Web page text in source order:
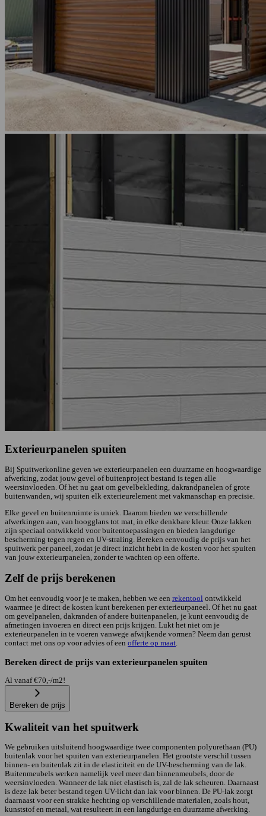
Exterieurpanelen spuiten
Bij Spuitwerkonline geven we exterieurpanelen een duurzame en hoogwaardige
afwerking, zodat jouw gevel of buitenproject bestand is tegen alle
weersinvloeden. Of het nu gaat om gevelbekleding, dakrandpanelen of grote
buitenwanden, wij spuiten elk exterieurelement met vakmanschap en precisie.
Elke gevel en buitenruimte is uniek. Daarom bieden we verschillende
afwerkingen aan, van hoogglans tot mat, in elke denkbare kleur. Onze lakken
zijn speciaal ontwikkeld voor buitentoepassingen en bieden langdurige
bescherming tegen regen en UV-straling. Bereken eenvoudig de prijs van het
spuitwerk per paneel, zodat je direct inzicht hebt in de kosten voor het spuiten
van jouw exterieurpanelen, zonder te wachten op een offerte.
Zelf de prijs berekenen
Om het eenvoudig voor je te maken, hebben we een rekentool ontwikkeld
waarmee je direct de kosten kunt berekenen per exterieurpaneel. Of het nu gaat
om gevelpanelen, dakranden of andere buitenpanelen, je kunt eenvoudig de
afmetingen invoeren en direct een prijs krijgen. Lukt het niet om je
exterieurpanelen in te voeren vanwege afwijkende vormen? Neem dan gerust
contact met ons op voor advies of een offerte op maat
Bereken direct de prijs van exterieurpanelen spuiten
Al vanaf €70,-/m2!
Bereken de prijs
Kwaliteit van het spuitwerk
We gebruiken uitsluitend hoogwaardige twee componenten polyurethaan (PU)
buitenlak voor het spuiten van exterieurpanelen. Het grootste verschil tussen
binnen- en buitenlak zit in de elasticiteit en de UV-bescherming van de lak.
Buitenmeubels werken namelijk veel meer dan binnenmeubels, door de
weersinvloeden. Wanneer de lak niet elastisch is, zal de lak scheuren. Daarnaast
is deze lak beter bestand tegen UV-licht dan lak voor binnen. De PU-lak zorgt
daarnaast voor een strakke hechting op verschillende materialen, zoals hout,
kunststof en metaal, wat resulteert in een langdurige en duurzame afwerking.